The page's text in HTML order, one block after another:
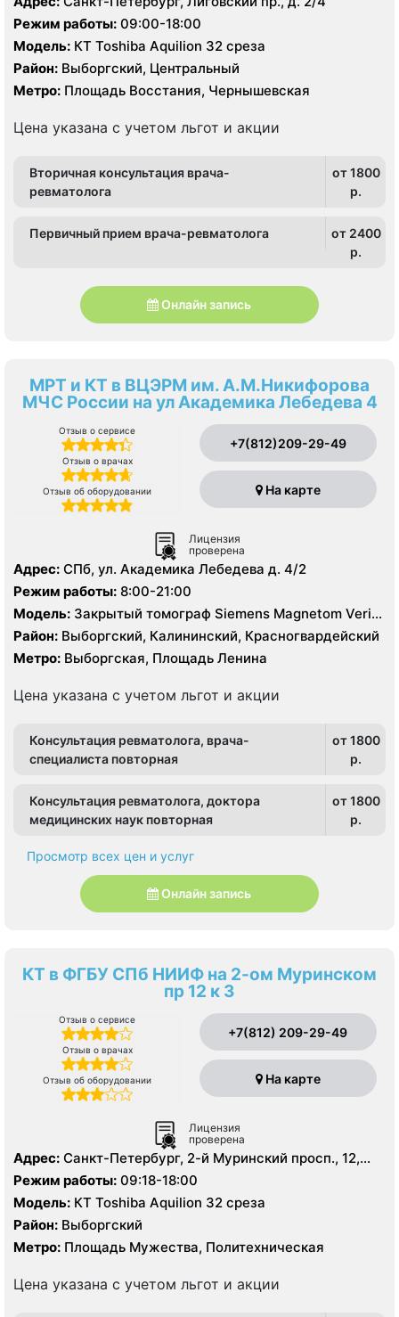
Режим работы: 09:00-18:00
Модель: КТ Toshiba Aquilion 32 среза
Район: Выборгский, Центральный
Метро: Площадь Восстания, Чернышевская
Цена указана с учетом льгот и акции
Вторичная консультация врача-
ревматолога
от 1800
p.
Первичный прием врача-ревматолога
от 2400
p.
Онлайн запись
МРТ и КТ в ВЦЭРМ им. А.М.Никифорова
МЧС России на ул Академика Лебедева 4
Отзыв о сервисе
Отзыв о врачах
Отзыв об оборудовании
+7(812)209-29-49
На карте
Лицензия
проверена
Адрес: СПб, ул. Академика Лебедева д. 4/2
Режим работы: 8:00-21:00
Модель: Закрытый томограф Siemens Magnetom Verio
3.0 Тесла, КТ Siemens Somatom Definition 64 среза
Район: Выборгский, Калининский, Красногвардейский
Метро: Выборгская, Площадь Ленина
Цена указана с учетом льгот и акции
Консультация ревматолога, врача-
специалиста повторная
от 1800
p.
Консультация ревматолога, доктора
медицинских наук повторная
от 1800
p.
Просмотр всех цен и услуг
Онлайн запись
КТ в ФГБУ СПб НИИФ на 2-ом Муринском
пр 12 к 3
Отзыв о сервисе
Отзыв о врачах
Отзыв об оборудовании
+7(812) 209-29-49
На карте
Лицензия
проверена
Адрес: Санкт-Петербург, 2-й Муринский просп., 12,
корп. 3
Режим работы: 09:18-18:00
Модель: КТ Toshiba Aquilion 32 среза
Район: Выборгский
Метро: Площадь Мужества, Политехническая
Цена указана с учетом льгот и акции